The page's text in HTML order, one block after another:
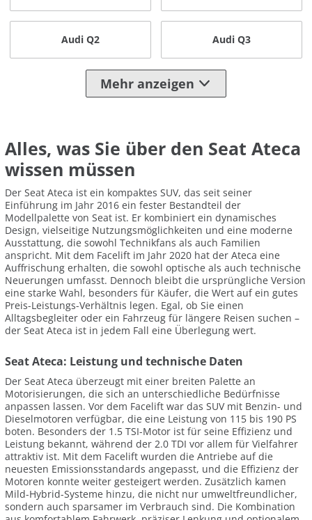
Audi Q2 Audi Q3
Mehr anzeigen
Alles, was Sie über den Seat Ateca
wissen müssen
Der Seat Ateca ist ein kompaktes SUV, das seit seiner
Einführung im Jahr 2016 ein fester Bestandteil der
Modellpalette von Seat ist. Er kombiniert ein dynamisches
Design, vielseitige Nutzungsmöglichkeiten und eine moderne
Ausstattung, die sowohl Technikfans als auch Familien
anspricht. Mit dem Facelift im Jahr 2020 hat der Ateca eine
Auffrischung erhalten, die sowohl optische als auch technische
Neuerungen umfasst. Dennoch bleibt die ursprüngliche Version
eine starke Wahl, besonders für Käufer, die Wert auf ein gutes
Preis-Leistungs-Verhältnis legen. Egal, ob Sie einen
Alltagsbegleiter oder ein Fahrzeug für längere Reisen suchen –
der Seat Ateca ist in jedem Fall eine Überlegung wert.
Seat Ateca: Leistung und technische Daten
Der Seat Ateca überzeugt mit einer breiten Palette an
Motorisierungen, die sich an unterschiedliche Bedürfnisse
anpassen lassen. Vor dem Facelift war das SUV mit Benzin- und
Dieselmotoren verfügbar, die eine Leistung von 115 bis 190 PS
boten. Besonders der 1.5 TSI-Motor ist für seine Effizienz und
Leistung bekannt, während der 2.0 TDI vor allem für Vielfahrer
attraktiv ist. Mit dem Facelift wurden die Antriebe auf die
neuesten Emissionsstandards angepasst, und die Effizienz der
Motoren konnte weiter gesteigert werden. Zusätzlich kamen
Mild-Hybrid-Systeme hinzu, die nicht nur umweltfreundlicher,
sondern auch sparsamer im Verbrauch sind. Die Kombination